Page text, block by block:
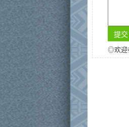
◎欢迎